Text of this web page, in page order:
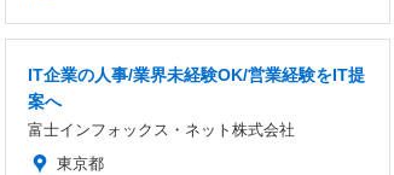
IT企業の人事/業界未経験OK/営業経験をIT提
案へ
富士インフォックス・ネット株式会社
東京都